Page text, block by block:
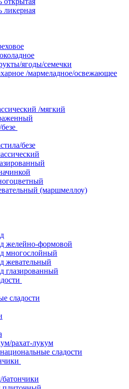
ликерная
ягоды/семечки
/мармеладное/освежающее
/мягкий
безе
(маршмеллоу)
желейно-формовой
многослойный
жевательный
глазированный
сладости
рахат-лукум
сладости